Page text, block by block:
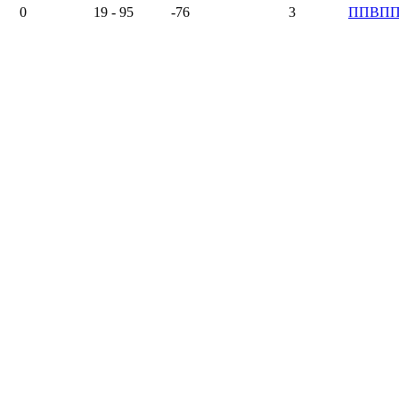
0 19 - 95 -76 3 ППВП